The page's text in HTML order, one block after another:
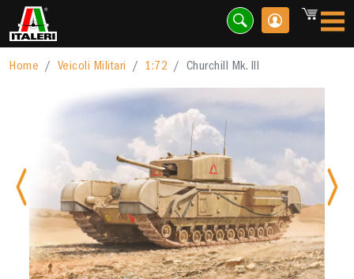
Home Veicoli Militari 1:72 Churchill Mk. III
Previous